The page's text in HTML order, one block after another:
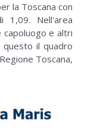
la Toscana con
1,09. Nell'area
capoluogo e altri
questo il quadro
Toscana,